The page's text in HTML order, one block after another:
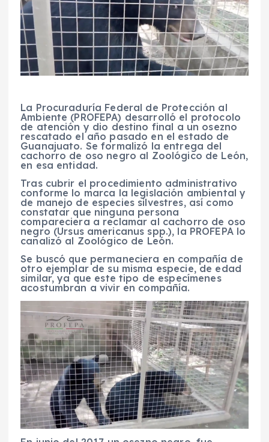
La Procuraduría Federal de Protección al
Ambiente (PROFEPA) desarrolló el protocolo
de atención y dio destino final a un osezno
rescatado el año pasado en el estado de
Guanajuato. Se formalizó la entrega del
cachorro de oso negro al Zoológico de León,
en esa entidad.
Tras cubrir el procedimiento administrativo
conforme lo marca la legislación ambiental y
de manejo de especies silvestres, así como
constatar que ninguna persona
compareciera a reclamar al cachorro de oso
negro (Ursus americanus spp.), la PROFEPA lo
canalizó al Zoológico de León.
Se buscó que permaneciera en compañía de
otro ejemplar de su misma especie, de edad
similar, ya que este tipo de especímenes
acostumbran a vivir en compañía.